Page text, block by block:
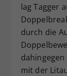
lag Tagger
durch die
mit der